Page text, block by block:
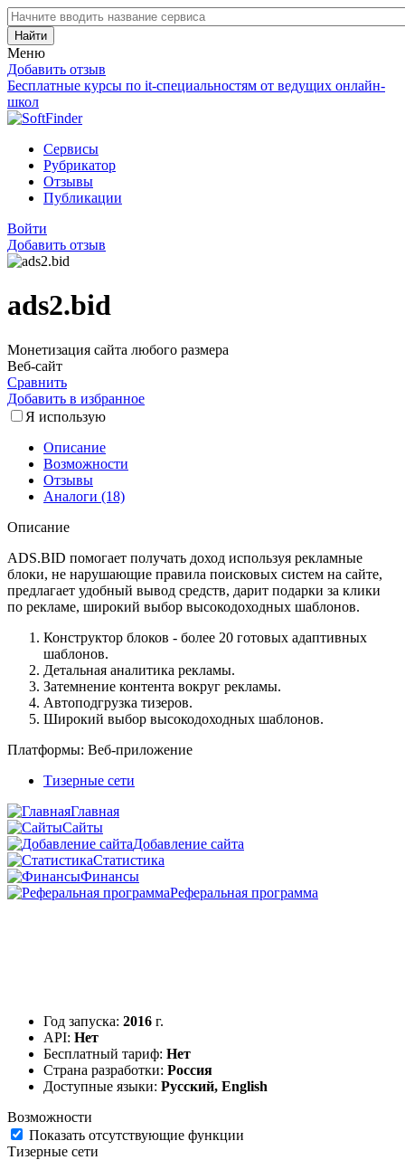
Найти
Меню
Добавить отзыв
Бесплатные курсы по it-специальностям от ведущих онлайн-
школ
Сервисы
Рубрикатор
Отзывы
Публикации
Войти
Добавить отзыв
ads2.bid
Монетизация сайта любого размера
Веб-сайт
Сравнить
Добавить в избранное
Я использую
Описание
Возможности
Отзывы
Аналоги (18)
Описание
ADS.BID помогает получать доход используя рекламные
блоки, не нарушающие правила поисковых систем на сайте,
предлагает удобный вывод средств, дарит подарки за клики
по рекламе, широкий выбор высокодоходных шаблонов.
Конструктор блоков - более 20 готовых адаптивных
шаблонов.
Детальная аналитика рекламы.
Затемнение контента вокруг рекламы.
Автоподгрузка тизеров.
Широкий выбор высокодоходных шаблонов.
Платформы: Веб-приложение
Тизерные сети
Главная
Сайты
Добавление сайта
Статистика
Финансы
Реферальная программа
Год запуска: 2016 г.
API: Нет
Бесплатный тариф: Нет
Страна разработки: Россия
Доступные языки: Русский, English
Возможности
Показать отсутствующие функции
Тизерные сети